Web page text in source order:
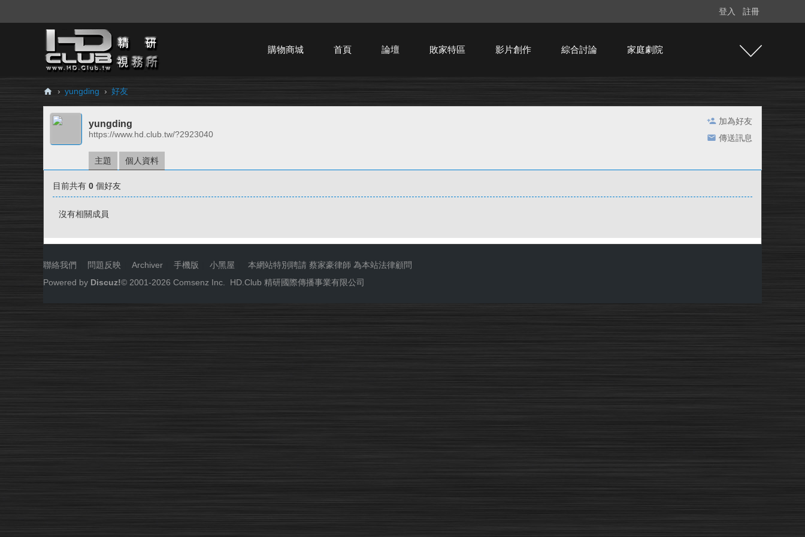
登入 註冊
購物商城 首頁 論壇 敗家特區 影片創作 綜合討論 家庭劇院
H
Cl
所
› yungding › 好友
加為好友
傳送訊息
yungding
https://www.hd.club.tw/?2923040
主題 個人資料
目前共有 0 個好友
沒有相關成員
聯絡我們 問題反映 Archiver 手機版 小黑屋 本網站特別聘請 蔡家豪律師 為本站法律顧問
Powered by Discuz!© 2001-2026 Comsenz Inc. HD.Club 精研國際傳播事業有限公司